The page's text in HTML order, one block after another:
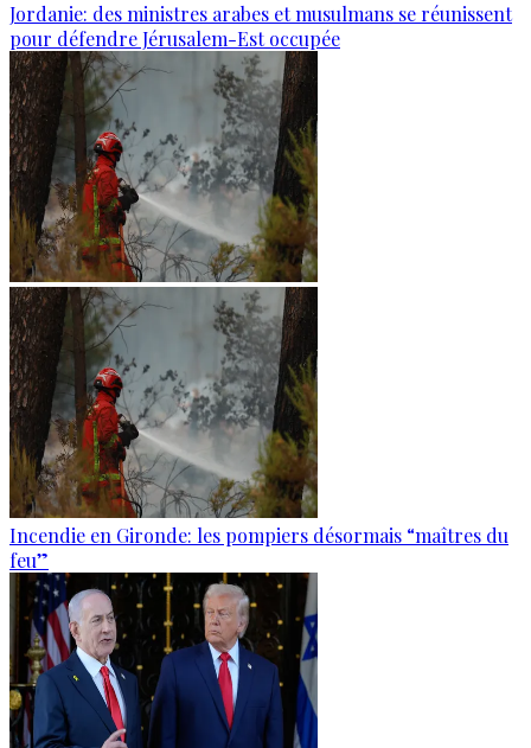
Jordanie: des ministres arabes et musulmans se réunissent
pour défendre Jérusalem-Est occupée
Incendie en Gironde: les pompiers désormais “maîtres du
feu”